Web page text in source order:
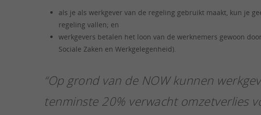
als je als werkgever van de regeling gebruikt maakt, kun je
regeling vallen; en
werkgevers betalen het loon van de werknemers gewoon
Sociale Zaken en Werkgelegenheid).
“Op grond van de NOW kunnen
tenminste 20% verwacht omzetverlies